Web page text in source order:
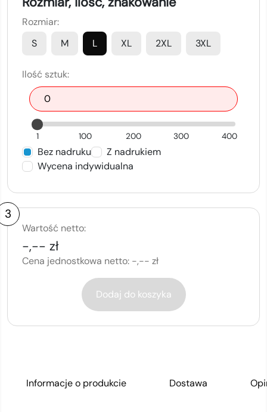
Rozmiar:
S
M L XL 2XL 3XL
Ilość sztuk:
1 100 200 300 400
Bez nadruku
Z nadrukiem
Wycena indywidualna
3
Wartość netto:
-,-- zł
Cena jednostkowa netto: -,-- zł
Dodaj do koszyka
Informacje o produkcie Dostawa